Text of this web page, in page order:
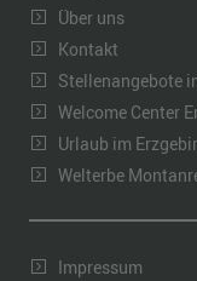
Über uns
Kontakt
Stellenangebote
Welcome Center
Urlaub im
Welterbe
Impressum